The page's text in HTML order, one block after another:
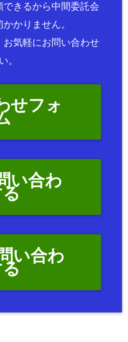
きるから中間委託会
かりません。
お気軽にお問い合わせ
。
せフォ
い合わ
い合わ